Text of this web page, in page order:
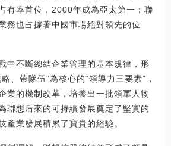
有率首位，2000年成為亞太第一；聯
務也占據著中國市場絕對領先的位
中不斷總結企業管理的基本規律，形
、帶隊伍”為核心的“領導力三要素”，
業的機制改革，培養出一批領軍人物
聯想后來的可持續發展奠定了堅實的
產業發展積累了寶貴的經驗。